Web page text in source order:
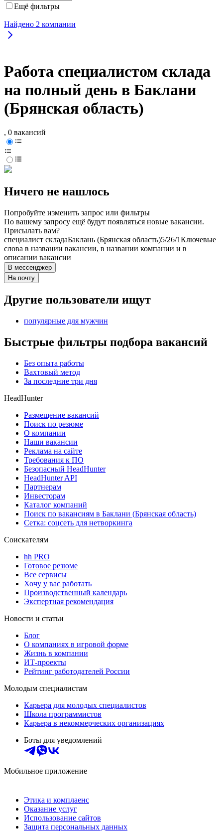
Ещё фильтры
Найдено 2 компании
Работа специалистом склада
на полный день в Баклани
(Брянская область)
, 0 вакансий
Ничего не нашлось
Попробуйте изменить запрос или фильтры
По вашему запросу ещё будут появляться новые вакансии.
Присылать вам?
специалист складаБаклань (Брянская область)5/26/1Ключевые
слова в названии вакансии, в названии компании и в
описании вакансии
В мессенджер
На почту
Другие пользователи ищут
популярные для мужчин
Быстрые фильтры подбора вакансий
Без опыта работы
Вахтовый метод
За последние три дня
HeadHunter
Размещение вакансий
Поиск по резюме
О компании
Наши вакансии
Реклама на сайте
Требования к ПО
Безопасный HeadHunter
HeadHunter API
Партнерам
Инвесторам
Каталог компаний
Поиск по вакансиям в Баклани (Брянская область)
Сетка: соцсеть для нетворкинга
Соискателям
hh PRO
Готовое резюме
Все сервисы
Хочу у вас работать
Производственный календарь
Экспертная рекомендация
Новости и статьи
Блог
О компаниях в игровой форме
Жизнь в компании
ИТ-проекты
Рейтинг работодателей России
Молодым специалистам
Карьера для молодых специалистов
Школа программистов
Карьера в некоммерческих организациях
Боты для уведомлений
Мобильное приложение
Этика и комплаенс
Оказание услуг
Использование сайтов
Защита персональных данных